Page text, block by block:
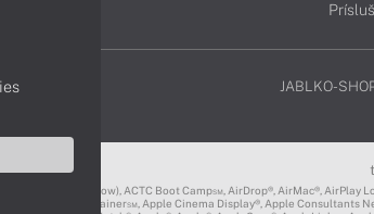
JABLKO-
of Tomorrow), ACTC Boot Camp℠, AirDrop®, AirMac®,
Apple Certified Trainer℠, Apple Cinema Display®, Apple